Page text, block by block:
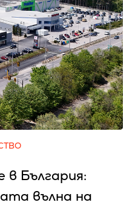
в България:
вълна на